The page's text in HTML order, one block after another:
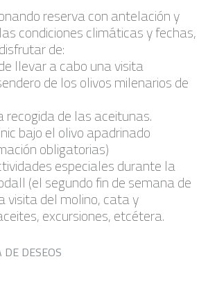
reserva con antelación y
condiciones climáticas y fechas,
de:
llevar a cabo una visita
de los olivos milenarios de
de las aceitunas.
bajo el olivo apadrinado
obligatorias)
especiales durante la
(el segundo fin de semana de
visita del molino, cata y
excursiones, etcétera.
DESEOS